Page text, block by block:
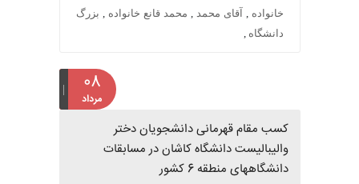
,آقای محمد,محمد قانع خانواده ,بزرگ
دانشگاه,
۰۸
مرداد
کسب مقام قهرمانی دانشجویان دختر
والیبالیست دانشگاه کاشان در مسابقات
دانشگاههای منطقه 6 کشور